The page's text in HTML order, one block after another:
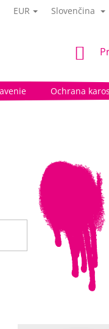
EUR Slovenčina
Ochrana